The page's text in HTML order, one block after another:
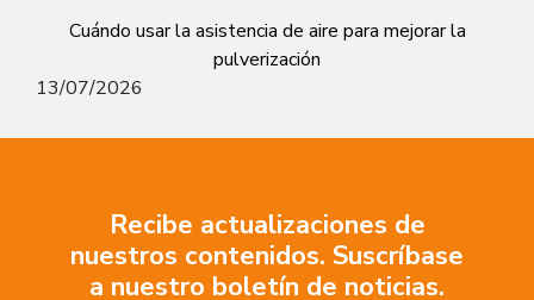
Cuándo usar la asistencia de aire para mejorar la
pulverización
13/07/2026
Recibe actualizaciones de
nuestros contenidos. Suscríbase
a nuestro boletín de noticias.